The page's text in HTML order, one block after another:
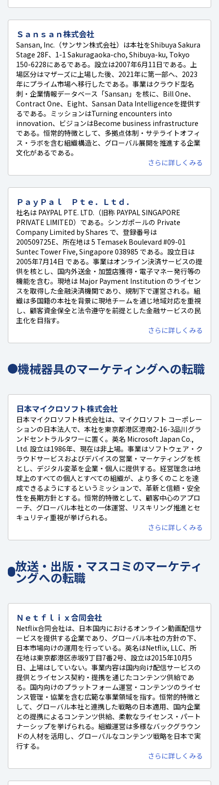
Ｓａｎｓａｎ株式会社
Sansan, Inc.（サンサン株式会社）は本社をShibuya Sakura
Stage 28F、1-1 Sakuragaoka-cho, Shibuya-ku, Tokyo
150-6228にあるである。設立は2007年6月11日である。上
場区分はマザーズに上場した後、2021年に第一部へ、2023
年にプライム市場へ移行したである。事業はクラウド型名
刺・企業情報データベース「Sansan」を核に、Bill One、
Contract One、Eight、Sansan Data Intelligenceを提供す
るである。ミッションはTurning encounters into
innovation、ビジョンはBecome business infrastructure
である。恒常的特徴として、多拠点体制・サテライトオフィ
ス・ラボを含む組織構造と、グローバル展開を推進する企業
文化があるである。
さらに詳しくみる
ＰａｙＰａｌ Ｐｔｅ．Ｌｔｄ．
社名は PAYPAL PTE. LTD.（旧称 PAYPAL SINGAPORE
PRIVATE LIMITED）である。シンガポールの Private
Company Limited by Shares で、登録番号は
200509725E、所在地は 5 Temasek Boulevard #09-01
Suntec Tower Five, Singapore 038985 である。設立日は
2005年7月14日 である。事業はオンライン決済サービスの提
供を核とし、国内外送金・加盟店獲得・電子マネー発行等の
機能を含む。現地は Major Payment Institution のライセン
スを取得した金融決済機関であり、規制下で運営される。組
織は多国籍の本社を背景に現地チームを通じ地域対応を重視
し、顧客資金保全と法令遵守を前提とした金融サービスの民
主化を目指す。
さらに詳しくみる
機械器具のマーケティングへの転職
日本マイクロソフト株式会社
日本マイクロソフト株式会社は、マイクロソフト コーポレー
ションの日本法人で、本社を東京都港区港南2-16-3品川グラ
ンドセントラルタワーに置く。英名 Microsoft Japan Co.,
Ltd. 設立は1986年、現在は非上場。事業はソフトウェア・ク
ラウドサービスおよびデバイスの営業・マーケティングを核
とし、デジタル変革を企業・個人に提供する。経営理念は地
球上のすべての個人とすべての組織が、より多くのことを達
成できるようにするというミッションで、革新と信頼・安全
性を長期方針とする。恒常的特徴として、顧客中心のアプロ
ーチ、グローバル本社との一体運営、リスキリング推進とセ
キュリティ重視が挙げられる。
さらに詳しくみる
放送・出版・マスコミのマーケティ
ングへの転職
Ｎｅｔｆｌｉｘ合同会社
Netflix合同会社は、日本国内におけるオンライン動画配信サ
ービスを提供する企業であり、グローバル本社の方針の下、
日本市場向けの運用を行っている。英名はNetflix, LLC、所
在地は東京都港区赤坂9丁目7番2号、設立は2015年10月5
日、上場はしていない。事業内容は国内向け配信サービスの
提供とライセンス契約・提携を通じたコンテンツ供給であ
る。国内向けのプラットフォーム運営・コンテンツのライセ
ンス管理・協業を含む広範な事業領域を指す。恒常的特徴と
して、グローバル本社と連携した戦略の日本適用、国内企業
との提携によるコンテンツ供給、柔軟なライセンス・パート
ナーシップを挙げられる。組織運営は多様なバックグラウン
ドの人材を活用し、グローバルなコンテンツ戦略を日本で実
行する。
さらに詳しくみる